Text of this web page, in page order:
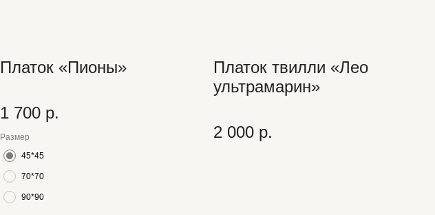
Платок «Пионы»
1 700 р.
Размер
45*45
70*70
90*90
Платок твилли «Лео
ультрамарин»
2 000 р.